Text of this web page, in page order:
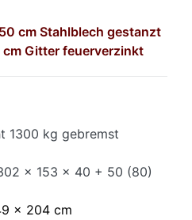
cm Stahlblech gestanzt
Gitter feuerverzinkt
1300 kg gebremst
x 153 x 40 + 50 (80)
x 204 cm